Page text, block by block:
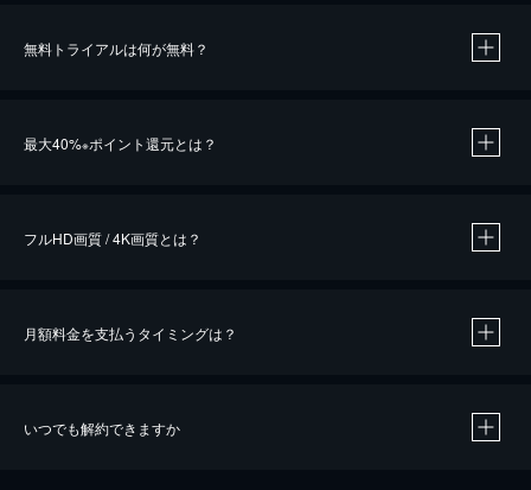
無料トライアルは何が無料？
最大40%※ポイント還元とは？
※40％ポイント還元の対象は、クレジットカード決済による作品の購入 / レンタルです。
フルHD画質 / 4K画質とは？
月額料金を支払うタイミングは？
いつでも解約できますか